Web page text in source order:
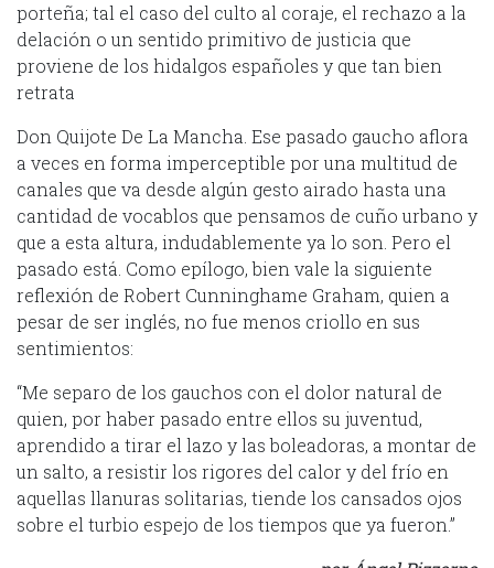
porteña; tal el caso del culto al coraje, el rechazo a la
delación o un sentido primitivo de justicia que
proviene de los hidalgos españoles y que tan bien
retrata
Don Quijote De La Mancha. Ese pasado gaucho aflora
a veces en forma imperceptible por una multitud de
canales que va desde algún gesto airado hasta una
cantidad de vocablos que pensamos de cuño urbano y
que a esta altura, indudablemente ya lo son. Pero el
pasado está. Como epílogo, bien vale la siguiente
reflexión de Robert Cunninghame Graham, quien a
pesar de ser inglés, no fue menos criollo en sus
sentimientos:
“Me separo de los gauchos con el dolor natural de
quien, por haber pasado entre ellos su juventud,
aprendido a tirar el lazo y las boleadoras, a montar de
un salto, a resistir los rigores del calor y del frío en
aquellas llanuras solitarias, tiende los cansados ojos
sobre el turbio espejo de los tiempos que ya fueron.”